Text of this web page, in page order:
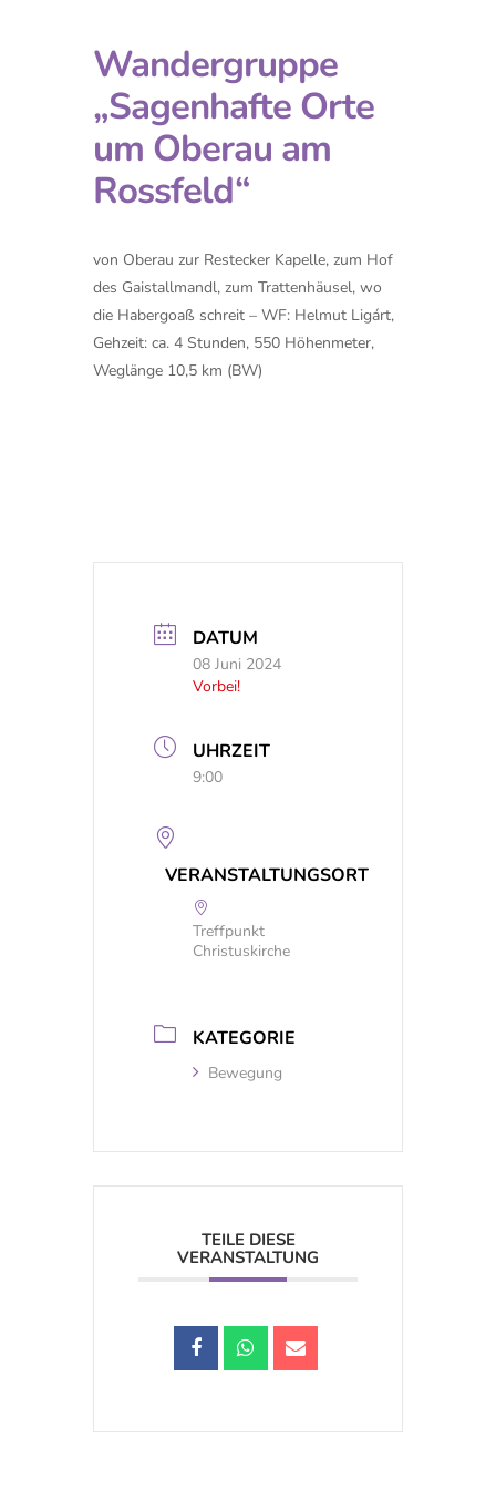
Wandergruppe
„Sagenhafte Orte
um Oberau am
Rossfeld“
von Oberau zur Restecker Kapelle, zum Hof
des Gaistallmandl, zum Trattenhäusel, wo
die Habergoaß schreit – WF: Helmut Ligárt,
Gehzeit: ca. 4 Stunden, 550 Höhenmeter,
Weglänge 10,5 km (BW)
DATUM
08 Juni 2024
Vorbei!
UHRZEIT
9:00
VERANSTALTUNGSORT
Treffpunkt
Christuskirche
KATEGORIE
Bewegung
TEILE DIESE
VERANSTALTUNG